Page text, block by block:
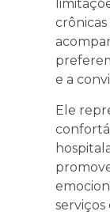
e a
Ele
serviços